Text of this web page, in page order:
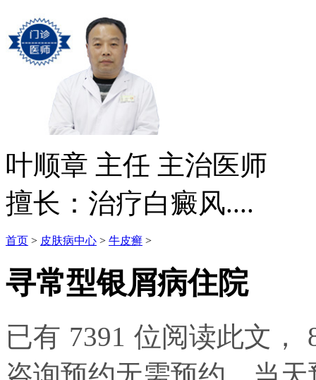
叶顺章 主任 主治医师
擅长：治疗白癜风....
首页 > 皮肤病中心 > 牛皮癣 >
寻常型银屑病住院
已有 7391 位阅读此文，